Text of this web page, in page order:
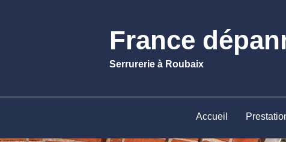
France
Serrurerie à Roubaix
Accueil